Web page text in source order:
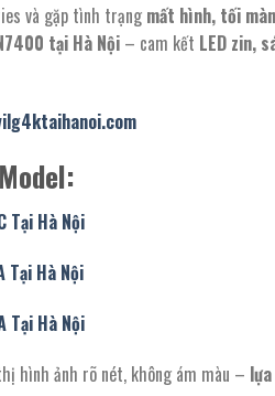
và gặp tình trạng mất hình, tối
tại Hà Nội – cam kết LED zin,
Tại Hà Nội
Tại Hà Nội
Tại Hà Nội
hình ảnh rõ nét, không ám màu –